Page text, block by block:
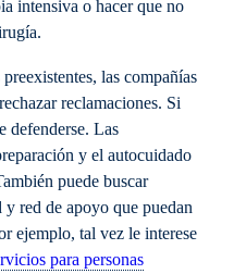
intensiva o hacer que no
las compañías
reclamaciones. Si
defenderse. Las
y el autocuidado
puede buscar
red de apoyo que puedan
ejemplo, tal vez le interese
para personas